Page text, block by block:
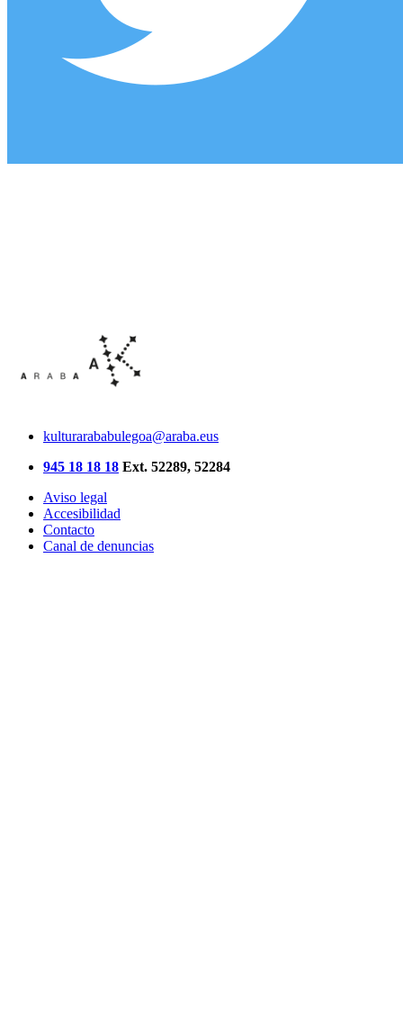
kulturarababulegoa@araba.eus
945 18 18 18 Ext. 52289, 52284
Aviso legal
Accesibilidad
Contacto
Canal de denuncias